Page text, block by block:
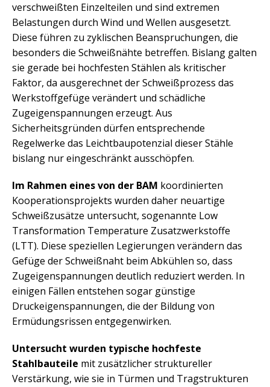
verschweißten Einzelteilen und sind extremen
Belastungen durch Wind und Wellen ausgesetzt.
Diese führen zu zyklischen Beanspruchungen, die
besonders die Schweißnähte betreffen. Bislang galten
sie gerade bei hochfesten Stählen als kritischer
Faktor, da ausgerechnet der Schweißprozess das
Werkstoffgefüge verändert und schädliche
Zugeigenspannungen erzeugt. Aus
Sicherheitsgründen dürfen entsprechende
Regelwerke das Leichtbaupotenzial dieser Stähle
bislang nur eingeschränkt ausschöpfen.
Im Rahmen eines von der BAM koordinierten
Kooperationsprojekts wurden daher neuartige
Schweißzusätze untersucht, sogenannte Low
Transformation Temperature Zusatzwerkstoffe
(LTT). Diese speziellen Legierungen verändern das
Gefüge der Schweißnaht beim Abkühlen so, dass
Zugeigenspannungen deutlich reduziert werden. In
einigen Fällen entstehen sogar günstige
Druckeigenspannungen, die der Bildung von
Ermüdungsrissen entgegenwirken.
Untersucht wurden typische hochfeste
Stahlbauteile mit zusätzlicher struktureller
Verstärkung, wie sie in Türmen und Tragstrukturen